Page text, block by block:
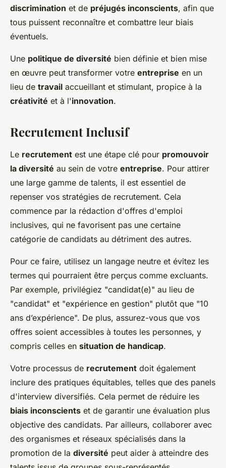
discrimination et de préjugés inconscients, afin que
tous puissent reconnaître et combattre leur biais
éventuels.
Une politique de diversité bien définie et bien mise
en œuvre peut transformer votre entreprise en un
lieu de travail accueillant et stimulant, propice à la
créativité et à l'innovation.
Recrutement Inclusif
Le recrutement est une étape clé pour promouvoir
la diversité au sein de votre entreprise. Pour attirer
une large gamme de talents, il est essentiel de
repenser vos stratégies de recrutement. Cela
commence par la rédaction d'offres d'emploi
inclusives, qui ne favorisent pas une certaine
catégorie de candidats au détriment des autres.
Pour ce faire, utilisez un langage neutre et évitez les
termes qui pourraient être perçus comme excluants.
Par exemple, privilégiez "candidat(e)" au lieu de
"candidat" et "expérience en gestion" plutôt que "10
ans d’expérience". De plus, assurez-vous que vos
offres soient accessibles à toutes les personnes, y
compris celles en situation de handicap.
Votre processus de recrutement doit également
inclure des pratiques équitables, telles que des panels
d'interview diversifiés. Cela permet de réduire les
biais inconscients et de garantir une évaluation plus
objective des candidats. Par ailleurs, collaborer avec
des organismes et réseaux spécialisés dans la
promotion de la diversité peut aider à atteindre des